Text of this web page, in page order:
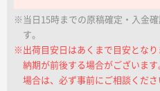
※当日15時までの原稿確定・入金
す。
※出荷目安日はあくまで目安とな
納期が前後する場合がございま
場合は、必ず事前にご相談くださ